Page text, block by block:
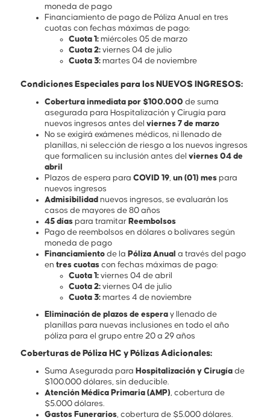
moneda de pago
Financiamiento de pago de Póliza Anual en tres
cuotas con fechas máximas de pago:
Cuota 1: miércoles 05 de marzo
Cuota 2: viernes 04 de julio
Cuota 3: martes 04 de noviembre
Condiciones Especiales para los NUEVOS INGRESOS:
Cobertura inmediata por $100.000 de suma
asegurada para Hospitalización y Cirugía para
nuevos ingresos antes delviernes 7 de marzo
No se exigirá exámenes médicos, ni llenado de
planillas, ni selección de riesgo a los nuevos ingresos
que formalicen su inclusión antes delviernes 04 de
abril
Plazos de espera paraCOVID 19 ,un (01) mes para
nuevos ingresos
Admisibilidad nuevos ingresos, se evaluarán los
casos de mayores de 80 años
45 días para tramitar Reembolsos
Pago de reembolsos en dólares o bolívares según
moneda de pago
Financiamiento de la Póliza Anual a través del pago
entres cuotas con fechas máximas de pago:
Cuota 1: viernes 04 de abril
Cuota 2:viernes 04 de julio
Cuota 3:martes 4 de noviembre
Eliminación de plazos de espera y llenado de
planillas para nuevas inclusiones en todo el año
póliza para el grupo entre 20 a 29 años
Coberturas de Póliza HC y Pólizas Adicionales:
Suma Asegurada para Hospitalización y Cirugía de
$100.000 dólares, sin deducible.
Atención Médica Primaria (AMP) , cobertura de
$5.000 dólares.
Gastos Funerarios , cobertura de $5.000 dólares.